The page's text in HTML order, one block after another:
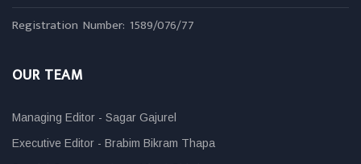
Registration Number: 1589/076/77
OUR TEAM
Managing Editor - Sagar Gajurel
Executive Editor - Brabim Bikram Thapa